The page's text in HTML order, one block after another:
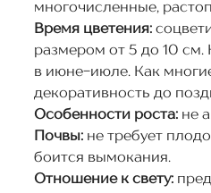
многочисленные,
Время цветения:
размером от 5 до 10 см.
в июне-июле. Как
декоративность до
Особенности роста:не
Почвы:не требует
боится вымокания.
Отношение к свету: